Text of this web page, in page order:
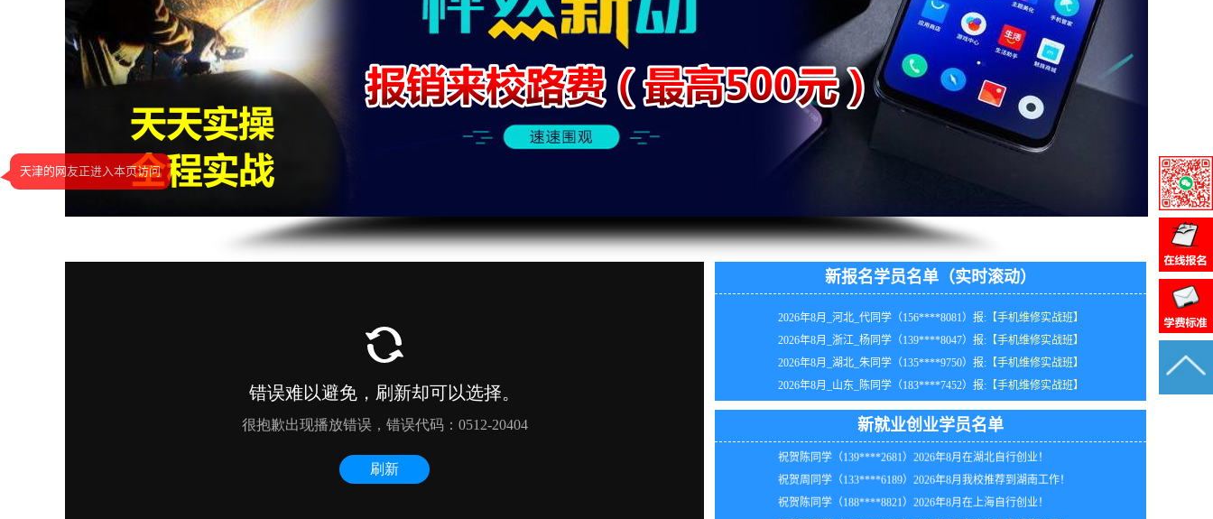
新报名学员名单（实时滚动）
2026年8月_浙江_杨同学（139****8047）报: 【手机维修实战班】
2026年8月_湖北_朱同学（135****9750）报: 【手机维修实战班】
2026年8月_山东_陈同学（183****7452）报: 【手机维修实战班】
2026年8月_湖南_潘同学（155****0983）报: 【手机维修实战班】
2026年8月_重庆_陈同学（132****8400）报:【手机维修实战班】
2026年8月黑龙江田同学（130****5517）报: 【手机维修实战班】
2026年8月_福建_朱同学（135****8405）报:【手机维修实战班】
2026年8月_湖北_苏同学（137****3336）报:【手机维修实战班】
2026年8月黑龙江苏同学（131****7523）报:【手机维修实战班】
新就业创业学员名单
祝贺陈同学（132****5424）2026年8月我校推荐到黑龙江工作
祝贺胡同学（189****7348）2026年8月我校推荐到安徽工作！
祝贺潘同学（132****0769）2026年8月在福建开办手机维修店！
祝贺潘同学（138****1158）2026年8月我校推荐到黑龙江工作
祝贺陈同学（139****2681）2026年8月在湖北自行创业！
祝贺周同学（133****6189）2026年8月我校推荐到湖南工作！
祝贺陈同学（188****8821）2026年8月在上海自行创业！
祝贺吴同学（132****9227）2026年8月在广东开办维修公司！